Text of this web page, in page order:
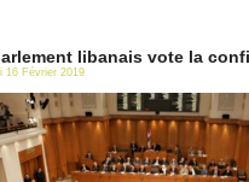
libanais vote la
16 Février 2019